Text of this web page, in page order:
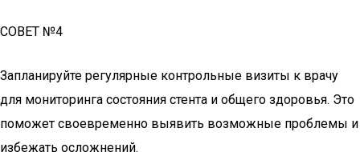
СОВЕТ №4
Запланируйте регулярные контрольные визиты к врачу
для мониторинга состояния стента и общего здоровья. Это
поможет своевременно выявить возможные проблемы и
избежать осложнений.